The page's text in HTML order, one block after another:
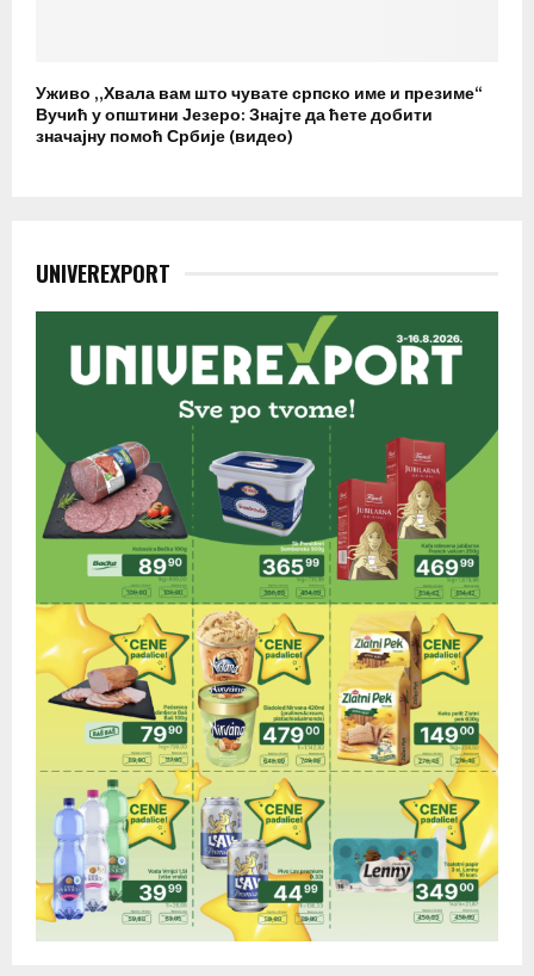
Уживо „Хвала вам што чувате српско име и презиме“
Вучић у општини Језеро: Знајте да ћете добити
значајну помоћ Србије (видео)
UNIVEREXPORT